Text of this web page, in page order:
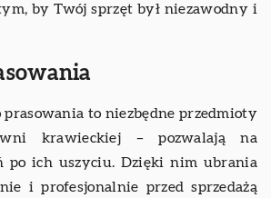
by Twój sprzęt był niezawodny i
prasowania to niezbędne przedmioty
krawieckiej – pozwalają na
po ich uszyciu. Dzięki nim ubrania
i profesjonalnie przed sprzedażą